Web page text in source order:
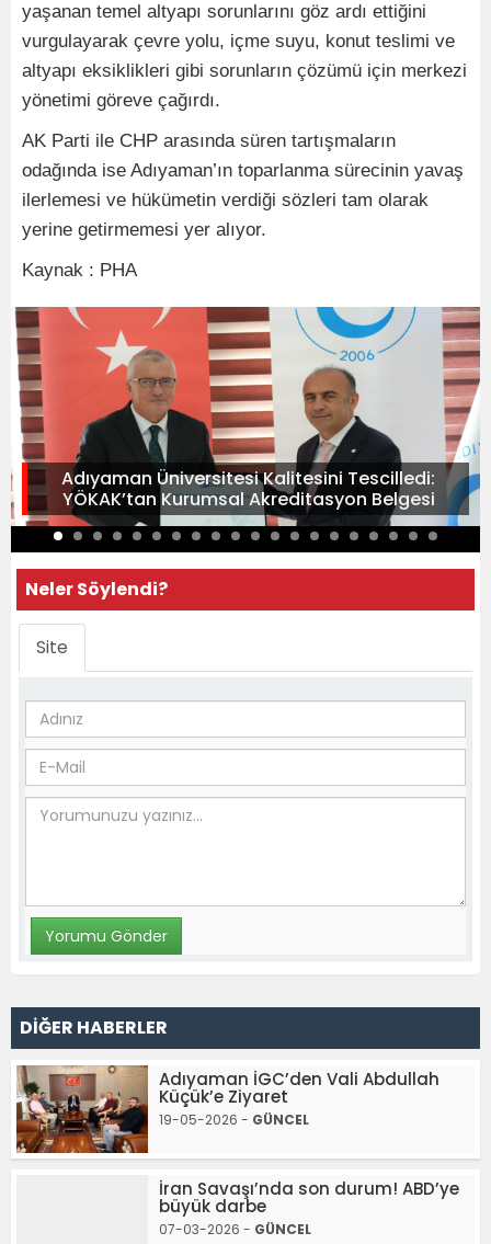
yaşanan temel altyapı sorunlarını göz ardı ettiğini
vurgulayarak çevre yolu, içme suyu, konut teslimi ve
altyapı eksiklikleri gibi sorunların çözümü için merkezi
yönetimi göreve çağırdı.
AK Parti ile CHP arasında süren tartışmaların
odağında ise Adıyaman’ın toparlanma sürecinin yavaş
ilerlemesi ve hükümetin verdiği sözleri tam olarak
yerine getirmemesi yer alıyor.
Kaynak : PHA
Adıyaman Üniversitesi Kalitesini Tescilledi:
YÖKAK’tan Kurumsal Akreditasyon Belgesi
Neler Söylendi?
Site
DİĞER HABERLER
Adıyaman İGC’den Vali Abdullah
Küçük’e Ziyaret
19-05-2026 - GÜNCEL
İran Savaşı’nda son durum! ABD’ye
büyük darbe
07-03-2026 - GÜNCEL